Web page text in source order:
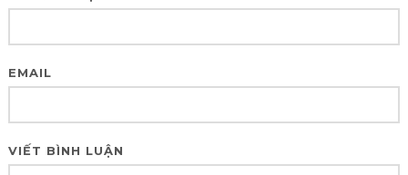
EMAIL
VIẾT BÌNH LUẬN